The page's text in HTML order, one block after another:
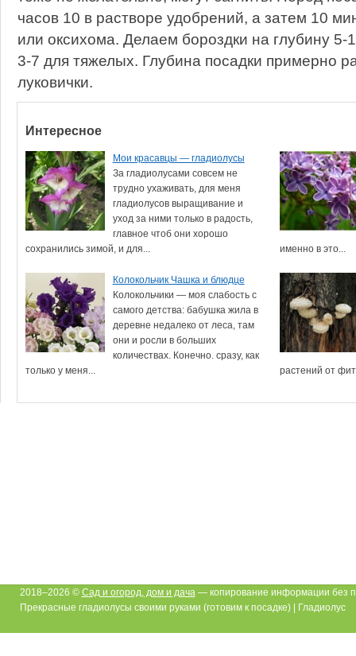
часов 10 в растворе удобрений, а затем 10
или оксихома. Делаем бороздки на глубину 5-
3-7 для тяжелых. Глубина посадки примерно
луковички.
Интересное
Мои красавцы — гладиолусы
За гладиолусами совсем не
трудно ухаживать, для меня
гладиолусов выращивание и
уход за ними только в радость,
главное чтоб они хорошо
сохранились зимой, и для...
именно в это...
Колокольчик Чашка и блюдце
Колокольчики — моя слабость с
самого детства: бабушка жила в
деревне недалеко от леса, там
они и росли в больших
количествах. Конечно. сразу, как
только у меня...
растений от
2018–2026 © Сад и огород, дом и дача— копирование информации без
Прекрасные гладиолусы своими руками (готовим к посадке) | Гладиолус